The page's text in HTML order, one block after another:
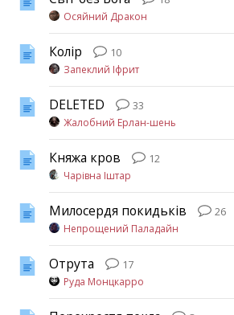
Осяйний Дракон
Колір
10
Запеклий Іфрит
DELETED
33
Жалобний Ерлан-шень
Княжа кров
12
Чарівна Іштар
Милосердя покидьків
26
Непрощений Паладайн
Отрута
17
Руда Монцкарро